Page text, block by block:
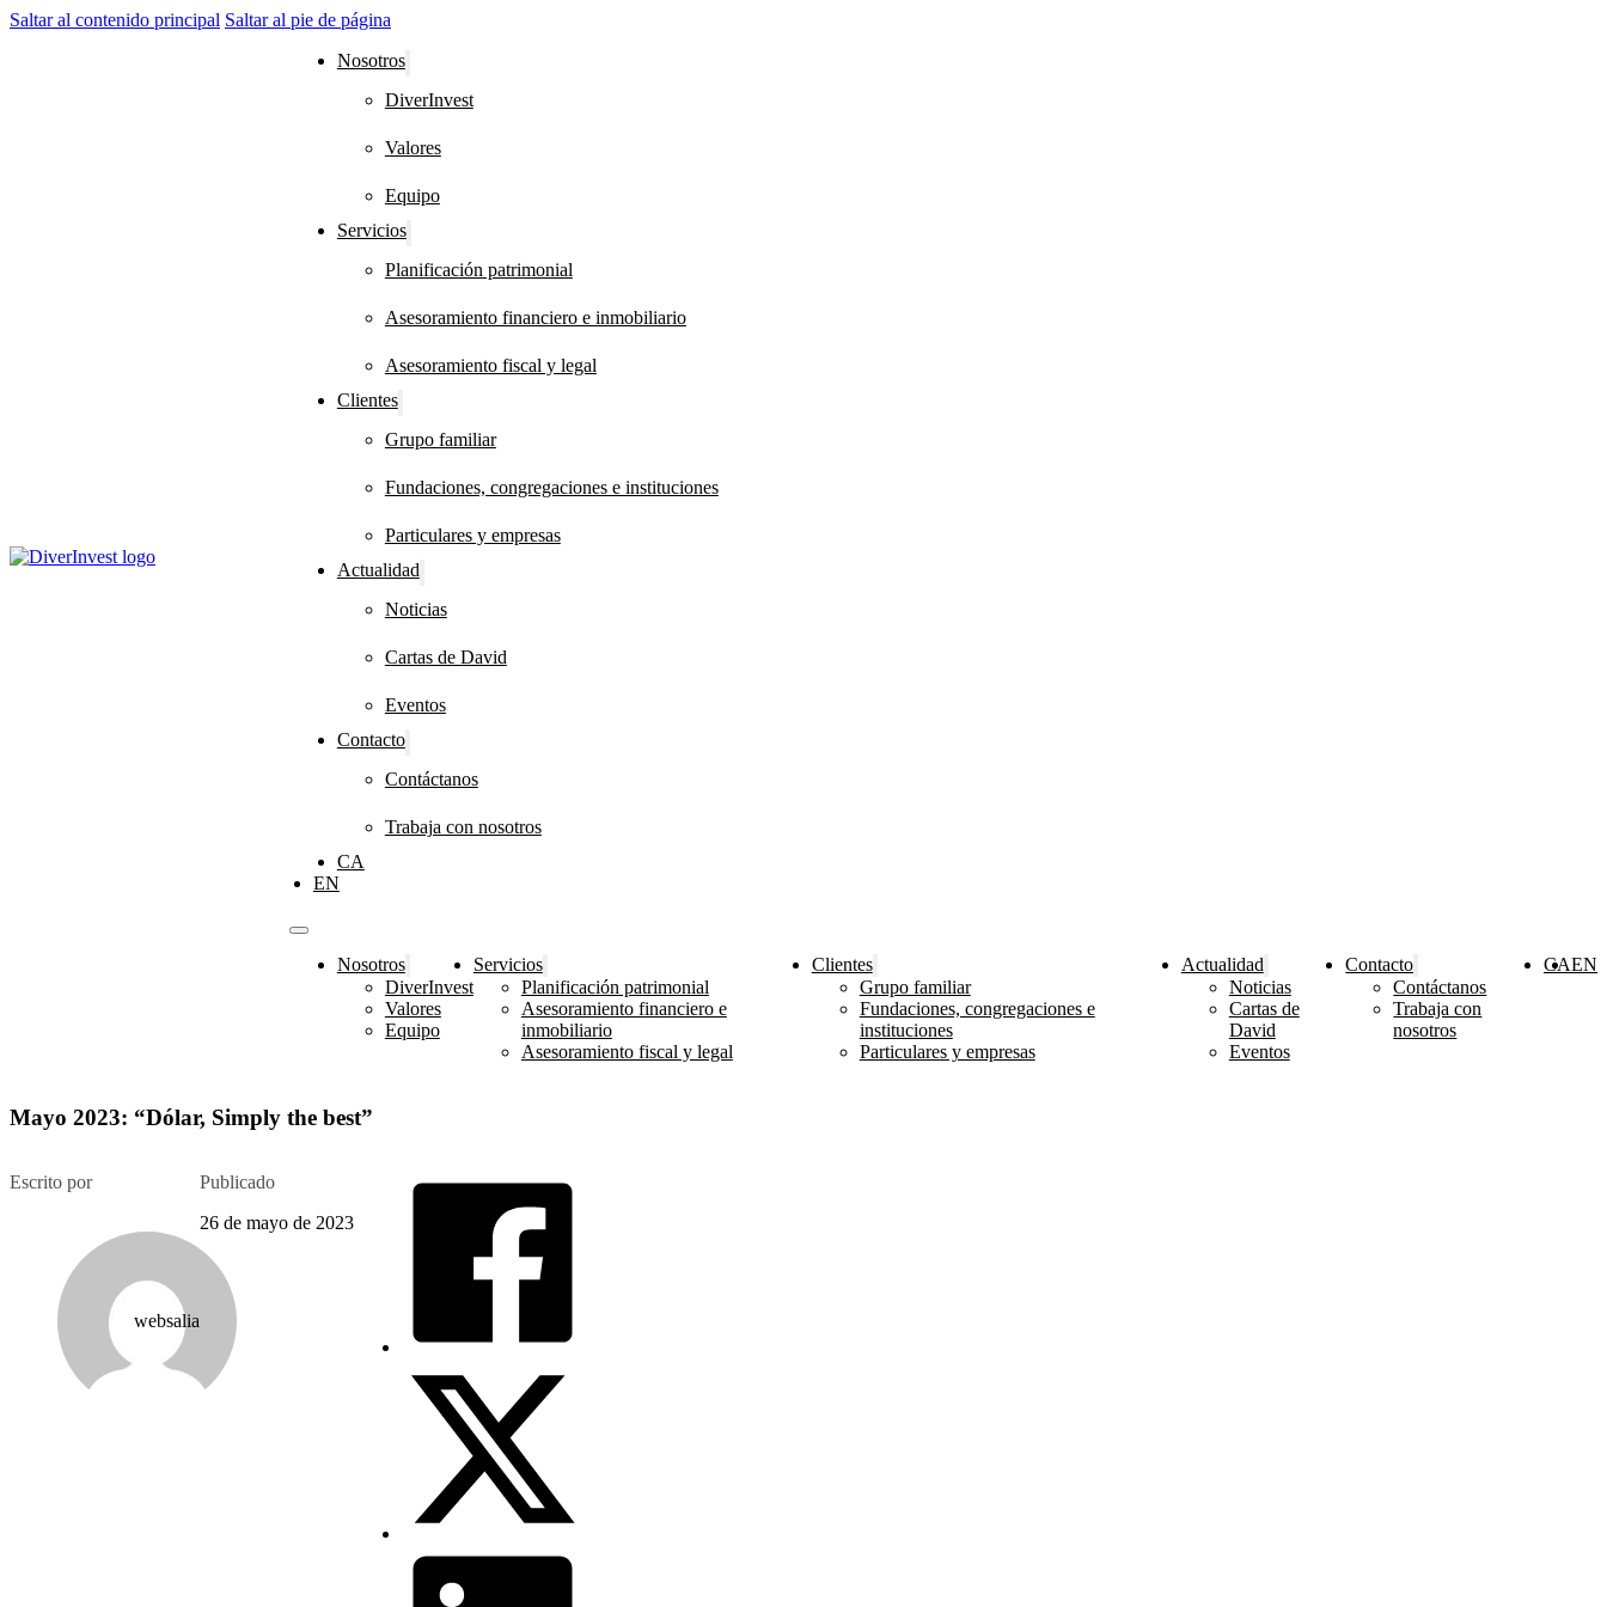
Saltar al contenido principal Saltar al pie de página
Nosotros
DiverInvest
Valores
Equipo
Servicios
Planificación patrimonial
Asesoramiento financiero e inmobiliario
Asesoramiento fiscal y legal
Clientes
Grupo familiar
Fundaciones, congregaciones e instituciones
Particulares y empresas
Actualidad
Noticias
Cartas de David
Eventos
Contacto
Contáctanos
Trabaja con nosotros
CA
EN
Nosotros
DiverInvest
Valores
Equipo
Servicios
Planificación patrimonial
Asesoramiento financiero e
inmobiliario
Asesoramiento fiscal y legal
Clientes
Grupo familiar
Fundaciones, congregaciones e
instituciones
Particulares y empresas
Actualidad
Noticias
Cartas de
David
Eventos
Contacto
Contáctanos
Trabaja con
nosotros
CAEN
Mayo 2023: “Dólar, Simply the best”
Escrito por
websalia
Publicado
26 de mayo de 2023